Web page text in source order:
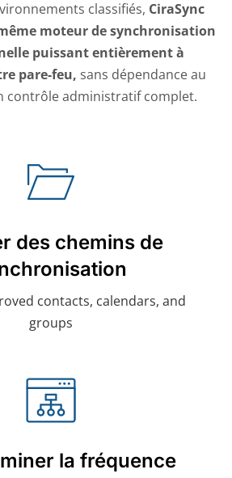
classifiés, CiraSync
moteur de synchronisation
puissant entièrement à
pare-feu, sans dépendance au
contrôle administratif complet.
des chemins de
contacts, calendars, and
groups
la fréquence